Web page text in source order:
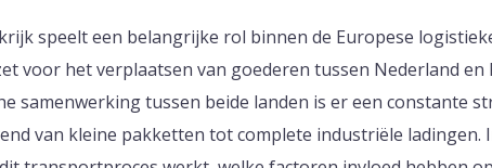
speelt een belangrijke rol binnen de Europese
voor het verplaatsen van goederen tussen Nederland en
samenwerking tussen beide landen is er een constante
van kleine pakketten tot complete industriële ladingen.